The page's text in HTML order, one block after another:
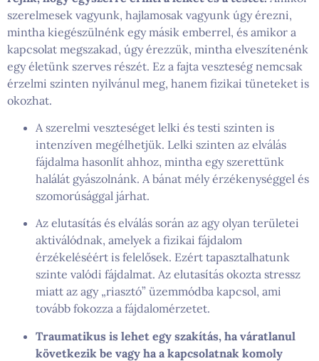
szerelmesek vagyunk, hajlamosak vagyunk úgy érezni,
mintha kiegészülnénk egy másik emberrel, és amikor a
kapcsolat megszakad, úgy érezzük, mintha elveszítenénk
egy életünk szerves részét. Ez a fajta veszteség nemcsak
érzelmi szinten nyilvánul meg, hanem fizikai tüneteket is
okozhat.
A szerelmi veszteséget lelki és testi szinten is
intenzíven megélhetjük. Lelki szinten az elválás
fájdalma hasonlít ahhoz, mintha egy szerettünk
halálát gyászolnánk. A bánat mély érzékenységgel és
szomorúsággal járhat.
Az elutasítás és elválás során az agy olyan területei
aktiválódnak, amelyek a fizikai fájdalom
érzékeléséért is felelősek. Ezért tapasztalhatunk
szinte valódi fájdalmat. Az elutasítás okozta stressz
miatt az agy „riasztó” üzemmódba kapcsol, ami
tovább fokozza a fájdalomérzetet.
Traumatikus is lehet egy szakítás, ha váratlanul
következik be vagy ha a kapcsolatnak komoly